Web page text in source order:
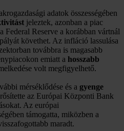
adatok összességében
jeleztek, azonban a piac
Federal Reserve a korábban vártnál
pályát követhet. Az infláció lassulása
továbbra is magasabb
emiatt a hosszabb
volt megfigyelhető.
mérséklődése és a gyenge
az Európai Központi Bank
Az európai
támogatta, miközben a
maradt.